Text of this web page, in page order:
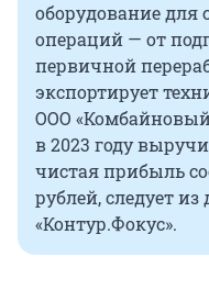
оборудование для
операций — от
первичной
экспортирует
ООО «Комбайновый
в 2023 году
чистая прибыль
рублей, следует
«Контур.Фокус». ​